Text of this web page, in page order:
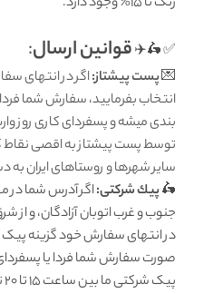
✅ 🛵✈️قوانين ارسال:
💌پست پیشتاز:اگر در انتهای
انتخاب بفرمایید، سفارش شما
بندی میشه و پسفردای کاری روز
توسط پست پیشتاز به اقصی نقاط
سایر شهرها و روستاهای ایران
🛵پيك شرکتی:اگر آدرس شما در
جنوب و غرب اتوبان آزادگان، و از
در انتهای سفارش خود گزینه پیک
صورت سفارش شما فردا یا
پیک شرکتی ما بين ساعت ۱۵ تا ٢٠ تحويل شما مى شود.